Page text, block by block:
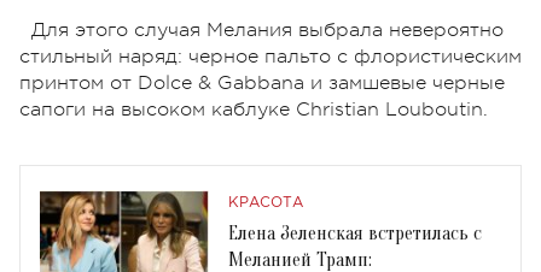
Для этого случая Мелания выбрала невероятно
стильный наряд: черное пальто с флористическим
принтом от Dolce & Gabbana и замшевые черные
сапоги на высоком каблуке Christian Louboutin.
КРАСОТА
Елена Зеленская встретилась с
Меланией Трамп: